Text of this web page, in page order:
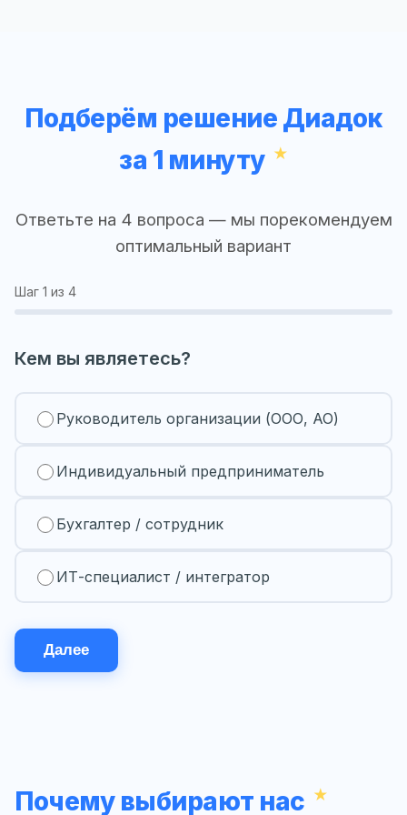
Подберём решение Диадок
за 1 минуту
Ответьте на 4 вопроса — мы порекомендуем
оптимальный вариант
Шаг 1 из 4
Кем вы являетесь?
Руководитель организации (ООО, АО)
Индивидуальный предприниматель
Бухгалтер / сотрудник
ИТ-специалист / интегратор
Далее
Почему выбирают нас